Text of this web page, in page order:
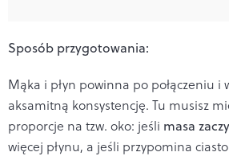
Sposób przygotowania:
Mąka i płyn powinna po połączeniu i
aksamitną konsystencję. Tu musisz
proporcje na tzw. oko: jeśli masa
więcej płynu, a jeśli przypomina